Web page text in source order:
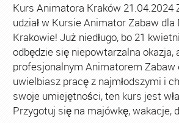
Kurs Animatora Kraków 21.04.2024
udział w Kursie Animator Zabaw dla
Krakowie! Już niedługo, bo 21
odbędzie się niepowtarzalna okazja,
profesjonalnym Animatorem Zabaw
uwielbiasz pracę z najmłodszymi i
swoje umiejętności, ten kurs jest
Przygotuj się na majówkę, wakacje,